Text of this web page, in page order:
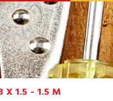
X 1.5 - 1.5 M